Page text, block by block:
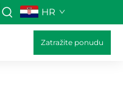
HR
Zatražite ponudu